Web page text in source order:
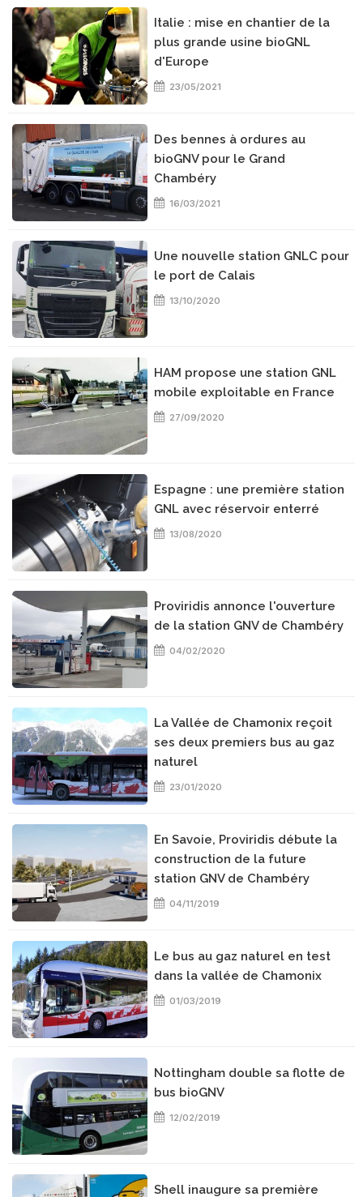
Italie : mise en chantier de la
plus grande usine bioGNL
d'Europe
23/05/2021
Des bennes à ordures au
bioGNV pour le Grand
Chambéry
16/03/2021
Une nouvelle station GNLC pour
le port de Calais
13/10/2020
HAM propose une station GNL
mobile exploitable en France
27/09/2020
Espagne : une première station
GNL avec réservoir enterré
13/08/2020
Proviridis annonce l'ouverture
de la station GNV de Chambéry
04/02/2020
La Vallée de Chamonix reçoit
ses deux premiers bus au gaz
naturel
23/01/2020
En Savoie, Proviridis débute la
construction de la future
station GNV de Chambéry
04/11/2019
Le bus au gaz naturel en test
dans la vallée de Chamonix
01/03/2019
Nottingham double sa flotte de
bus bioGNV
12/02/2019
Shell inaugure sa première